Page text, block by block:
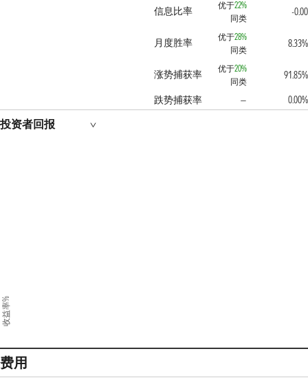
信息比率 优于22%
同类
-0.00
月度胜率 优于28%
同类
8.33%
涨势捕获率 优于20%
同类
91.85%
跌势捕获率
— 0.00%
投资者回报
收益率%
费用